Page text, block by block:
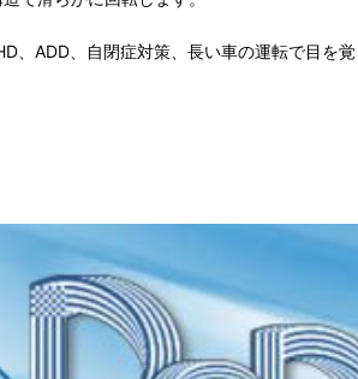
ADD、自閉症対策、長い車の運転で目を